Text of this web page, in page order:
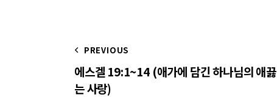
PREVIOUS
에스겔 19:1~14 (애가에 담긴 하나님의 애끓
는 사랑)